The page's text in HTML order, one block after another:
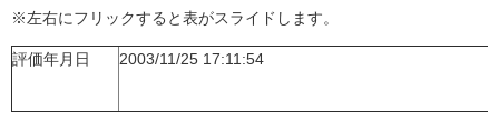
※左右にフリックすると表がスライドします。
評価年月日 2003/11/25 17:11:54